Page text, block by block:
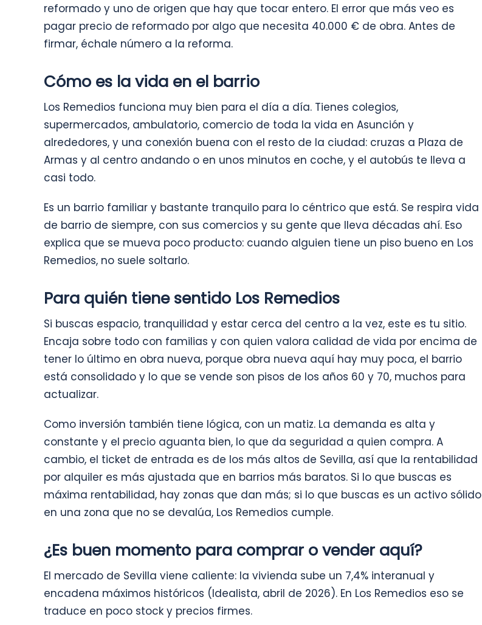
reformado y uno de origen que hay que tocar entero. El error que más veo es
pagar precio de reformado por algo que necesita 40.000 € de obra. Antes de
firmar, échale número a la reforma.
Cómo es la vida en el barrio
Los Remedios funciona muy bien para el día a día. Tienes colegios,
supermercados, ambulatorio, comercio de toda la vida en Asunción y
alrededores, y una conexión buena con el resto de la ciudad: cruzas a Plaza de
Armas y al centro andando o en unos minutos en coche, y el autobús te lleva a
casi todo.
Es un barrio familiar y bastante tranquilo para lo céntrico que está. Se respira vida
de barrio de siempre, con sus comercios y su gente que lleva décadas ahí. Eso
explica que se mueva poco producto: cuando alguien tiene un piso bueno en Los
Remedios, no suele soltarlo.
Para quién tiene sentido Los Remedios
Si buscas espacio, tranquilidad y estar cerca del centro a la vez, este es tu sitio.
Encaja sobre todo con familias y con quien valora calidad de vida por encima de
tener lo último en obra nueva, porque obra nueva aquí hay muy poca, el barrio
está consolidado y lo que se vende son pisos de los años 60 y 70, muchos para
actualizar.
Como inversión también tiene lógica, con un matiz. La demanda es alta y
constante y el precio aguanta bien, lo que da seguridad a quien compra. A
cambio, el ticket de entrada es de los más altos de Sevilla, así que la rentabilidad
por alquiler es más ajustada que en barrios más baratos. Si lo que buscas es
máxima rentabilidad, hay zonas que dan más; si lo que buscas es un activo sólido
en una zona que no se devalúa, Los Remedios cumple.
¿Es buen momento para comprar o vender aquí?
El mercado de Sevilla viene caliente: la vivienda sube un 7,4% interanual y
encadena máximos históricos (Idealista, abril de 2026). En Los Remedios eso se
traduce en poco stock y precios firmes.